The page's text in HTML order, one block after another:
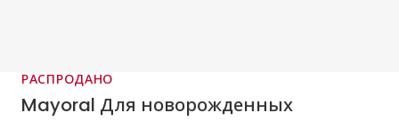
РАСПРОДАНО
Mayoral Для новорожденных